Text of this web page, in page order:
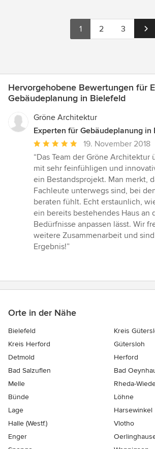
1 2 3
Hervorgehobene Bewertungen für
Gebäudeplanung in Bielefeld
Gröne Architektur
Experten für Gebäudeplanung in
Durchschnittliche
Bewertung:
5
von
5
Sternen
19. November 2018
“Das Team der Gröne Architektur
mit sehr feinfühligen und
ein Bestandsprojekt. Man merkt,
Fachleute unterwegs sind, bei
beraten fühlt. Echt erstaunlich,
ein bereits bestehendes Haus an
Bedürfnisse anpassen lässt. Wir
weitere Zusammenarbeit und
Ergebnis!”
Orte in der Nähe
Bielefeld
Kreis
Kreis Herford
Gütersloh
Detmold
Herford
Bad Salzuflen
Bad
Melle
Rheda-
Bünde
Löhne
Lage
Harsewinkel
Halle (Westf.)
Vlotho
Enger